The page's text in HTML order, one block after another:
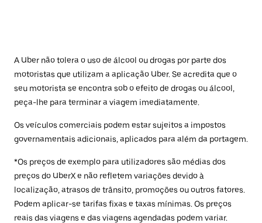
A Uber não tolera o uso de álcool ou drogas por parte dos
motoristas que utilizam a aplicação Uber. Se acredita que o
seu motorista se encontra sob o efeito de drogas ou álcool,
peça-lhe para terminar a viagem imediatamente.
Os veículos comerciais podem estar sujeitos a impostos
governamentais adicionais, aplicados para além da portagem.
*Os preços de exemplo para utilizadores são médias dos
preços do UberX e não refletem variações devido à
localização, atrasos de trânsito, promoções ou outros fatores.
Podem aplicar-se tarifas fixas e taxas mínimas. Os preços
reais das viagens e das viagens agendadas podem variar.